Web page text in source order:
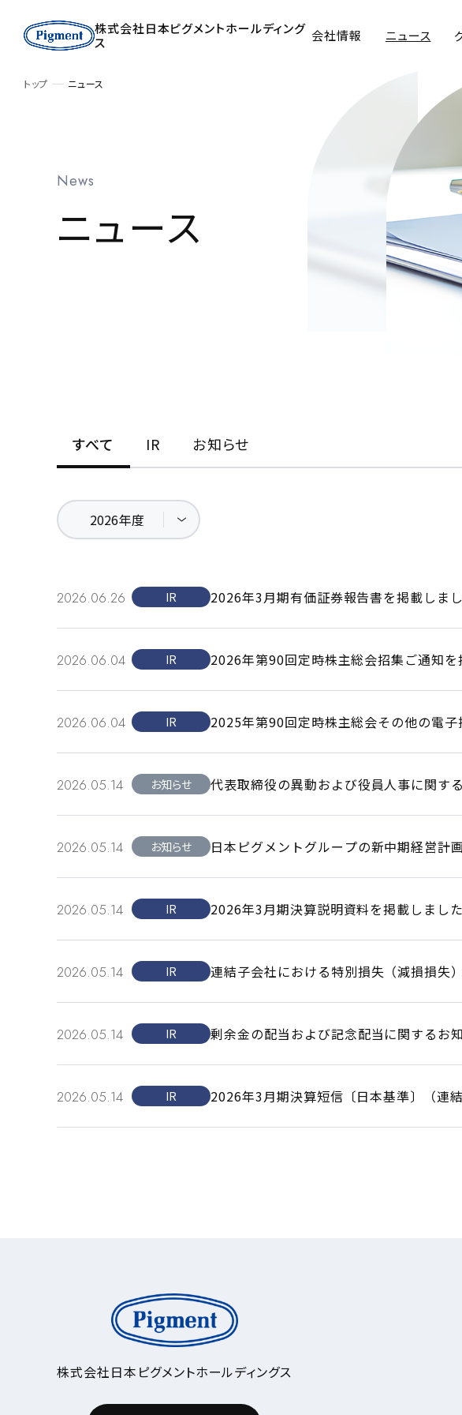
株式会社日本ピグメントホールディング
ス
会社情報 ニュース
トップ ニュース
News
ニュース
すべて IR お知らせ
2026.06.26 IR 2026年3月期有価証券報告書を掲載しまし
2026.06.04 IR 2026年第90回定時株主総会招集ご通知を
2026.06.04 IR 2025年第90回定時株主総会その他の電
2026.05.14 お知らせ 代表取締役の異動および役員人事に関す
2026.05.14 お知らせ 日本ピグメントグループの新中期経営計
2026.05.14 IR 2026年3月期決算説明資料を掲載しました
2026.05.14 IR
連結子会社における特別損失（減損損失
2026.05.14 IR 剰余金の配当および記念配当に関するお
2026.05.14 IR 2026年3月期決算短信〔日本基準〕（連
株式会社日本ピグメントホールディングス